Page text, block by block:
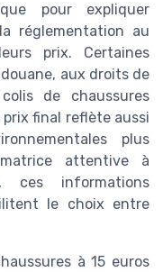
pour expliquer
réglementation au
prix. Certaines
aux droits de
de chaussures
final reflète aussi
plus
attentive à
ces informations
le choix entre
à 15 euros